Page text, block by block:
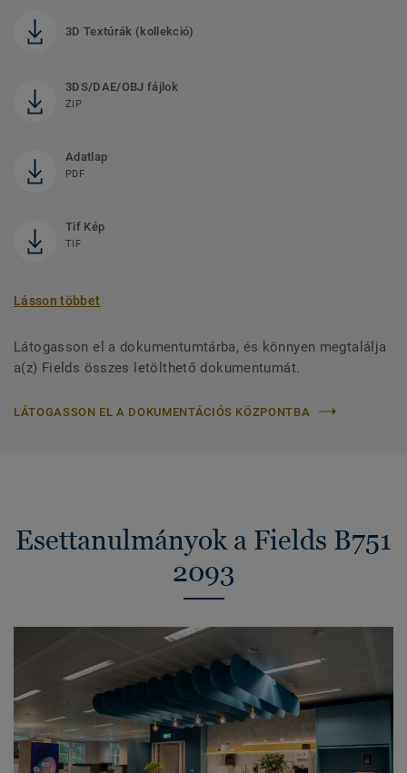
3D Textúrák (kollekció)
3DS/DAE/OBJ fájlok
ZIP
Adatlap
PDF
Tif Kép
TIF
Lásson többet
Látogasson el a dokumentumtárba, és könnyen megtalálja
a(z) Fields összes letölthető dokumentumát.
LÁTOGASSON EL A DOKUMENTÁCIÓS KÖZPONTBA
Esettanulmányok a Fields B751
2093